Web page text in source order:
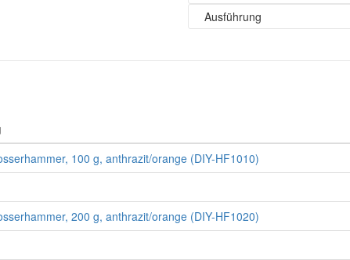
Ausführung
100 g, anthrazit/orange (DIY-HF1010)
200 g, anthrazit/orange (DIY-HF1020)